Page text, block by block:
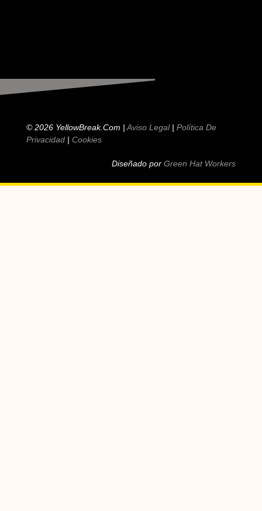
© 2026 YellowBreak.com | Aviso Legal| Política De
Privacidad| Cookies
Diseñado porGreen Hat Workers